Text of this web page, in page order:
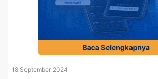
18 September 2024